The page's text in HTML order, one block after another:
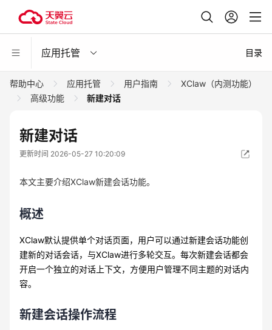
应用托管 目录
帮助中心 应用托管 用户指南
XClaw（内测功能）
高级功能
新建对话
新建对话
更新时间 2026-05-27 10:20:09
本文主要介绍XClaw新建会话功能。
概述
XClaw默认提供单个对话页面，用户可以通过新建会话功能创
建新的对话会话，与XClaw进行多轮交互。每次新建会话都会
开启一个独立的对话上下文，方便用户管理不同主题的对话内
容。
新建会话操作流程